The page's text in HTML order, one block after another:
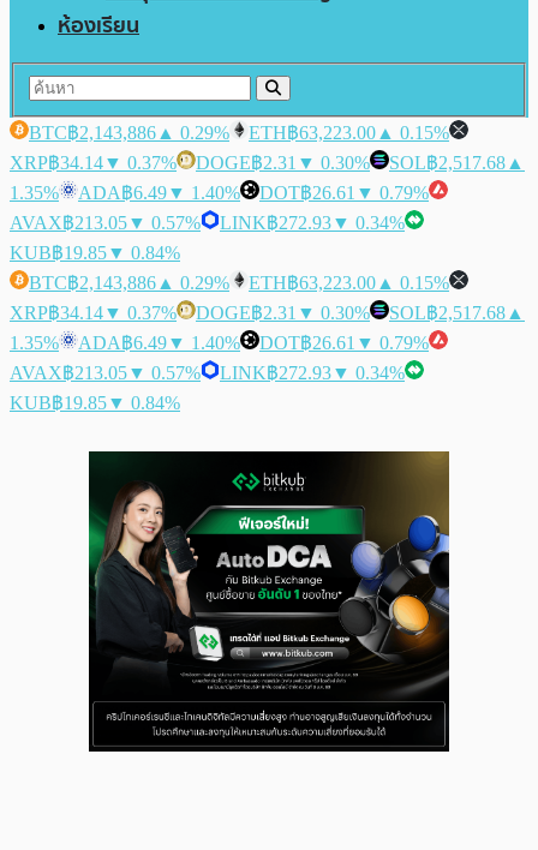
ห้องเรียน
BTC฿2,143,886 ▲ 0.29% ETH฿63,223.00 ▲ 0.15%
XRP฿34.14▼ 0.37% DOGE฿2.31 ▼ 0.30% SOL฿2,517.68 ▲
1.35%
ADA฿6.49▼ 1.40% DOT฿26.61 ▼ 0.79%
AVAX฿213.05▼ 0.57% LINK฿272.93▼ 0.34%
KUB฿19.85▼ 0.84%
BTC฿2,143,886 ▲ 0.29% ETH฿63,223.00 ▲ 0.15%
XRP฿34.14▼ 0.37% DOGE฿2.31 ▼ 0.30% SOL฿2,517.68 ▲
1.35%
ADA฿6.49▼ 1.40% DOT฿26.61 ▼ 0.79%
AVAX฿213.05▼ 0.57% LINK฿272.93▼ 0.34%
KUB฿19.85▼ 0.84%